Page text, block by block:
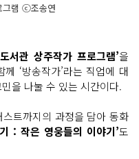
그램 ⓒ조송연
서관 상주작가 프로그램’을
‘방송작가’라는 직업에 대
을 나눌 수 있는 시간이다.
트까지의 과정을 담아 동화
: 작은 영웅들의 이야기’도